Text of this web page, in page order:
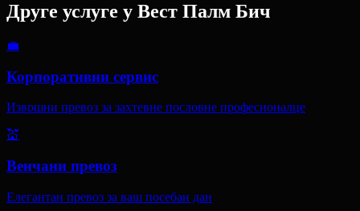
Друге услуге у Вест Палм Бич
💼
Корпоративни сервис
Извршни превоз за захтевне пословне професионалце
💒
Венчани превоз
Елегантан превоз за ваш посебан дан